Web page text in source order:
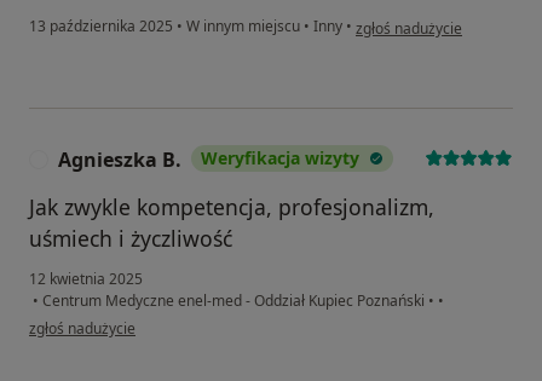
13 października 2025 • W innym miejscu • Inny • w opinii użytkownika
zgłoś nadużycie
Agnieszka B. Weryfikacja wizyty
Jak zwykle kompetencja, profesjonalizm,
uśmiech i życzliwość
12 kwietnia 2025
• Centrum Medyczne enel-med - Oddział Kupiec Poznański • •
w opinii użytkownika Agnieszka B.
zgłoś nadużycie